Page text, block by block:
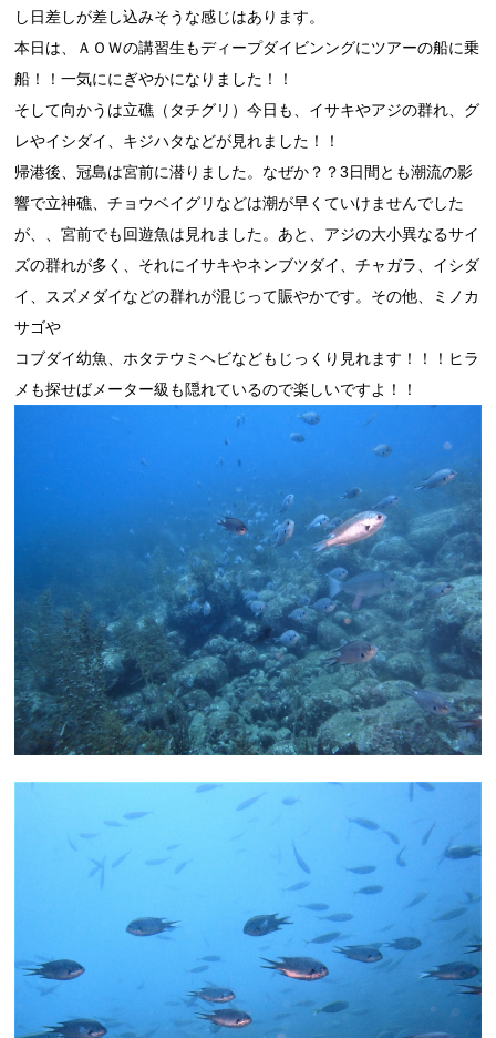
し日差しが差し込みそうな感じはあります。
本日は、ＡＯＷの講習生もディープダイビンングにツアーの船に乗
船！！一気ににぎやかになりました！！
そして向かうは立礁（タチグリ）今日も、イサキやアジの群れ、グ
レやイシダイ、キジハタなどが見れました！！
帰港後、冠島は宮前に潜りました。なぜか？？3日間とも潮流の影
響で立神礁、チョウベイグリなどは潮が早くていけませんでした
が、、宮前でも回遊魚は見れました。あと、アジの大小異なるサイ
ズの群れが多く、それにイサキやネンブツダイ、チャガラ、イシダ
イ、スズメダイなどの群れが混じって賑やかです。その他、ミノカ
サゴや
コブダイ幼魚、ホタテウミヘビなどもじっくり見れます！！！ヒラ
メも探せばメーター級も隠れているので楽しいですよ！！